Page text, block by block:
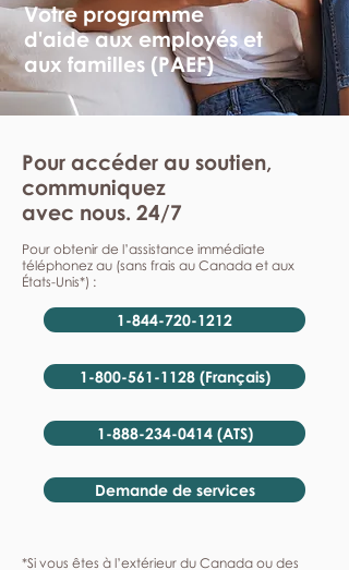
Votre programme
d'aide aux employés et
aux familles (PAEF)
Pour accéder au soutien,
communiquez
avec nous. 24/7
Pour obtenir de l’assistance immédiate
téléphonez au (sans frais au Canada et aux
États-Unis*) :
1-844-720-1212
1-800-561-1128 (Français)
1-888-234-0414 (ATS)
Demande de services
*Si vous êtes à l’extérieur du Canada ou des